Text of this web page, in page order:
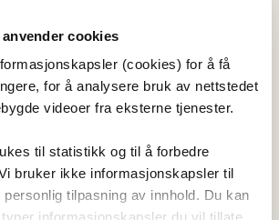
cookies
(cookies) for å få
for å analysere bruk av nettstedet
videoer fra eksterne tjenester.
til statistikk og til å forbedre
bruker ikke informasjonskapsler til
tilpasning av innhold. Du kan
informasjonskapsler du vil tillate.
juni 2026
sprer kunnskap og kompetanse
stress. Formålet er å bidra